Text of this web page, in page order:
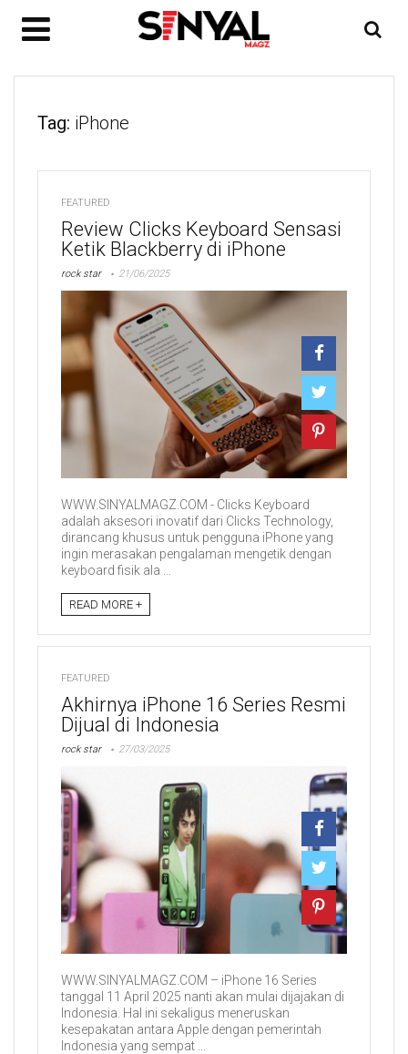
Tag: iPhone
FEATURED
Review Clicks Keyboard Sensasi
Ketik Blackberry di iPhone
rock star 21/06/2025
WWW.SINYALMAGZ.COM - Clicks Keyboard
adalah aksesori inovatif dari Clicks Technology,
dirancang khusus untuk pengguna iPhone yang
ingin merasakan pengalaman mengetik dengan
keyboard fisik ala ...
READ MORE +
FEATURED
Akhirnya iPhone 16 Series Resmi
Dijual di Indonesia
rock star 27/03/2025
WWW.SINYALMAGZ.COM – iPhone 16 Series
tanggal 11 April 2025 nanti akan mulai dijajakan di
Indonesia. Hal ini sekaligus meneruskan
kesepakatan antara Apple dengan pemerintah
Indonesia yang sempat ...